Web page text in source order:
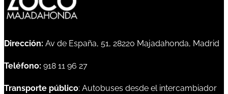
Dirección: Av de España, 51, 28220 Majadahonda, Madrid
Teléfono: 918 11 96 27
Transporte público: Autobuses desde el intercambiador